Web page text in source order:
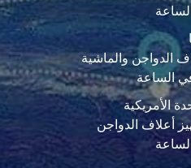
الدواجن والماشية
الأمريكية
أعلاف الدواجن